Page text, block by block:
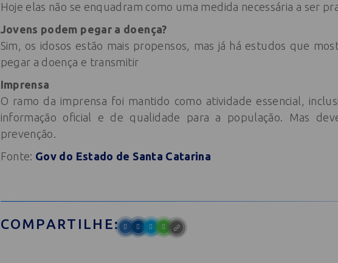
Hoje elas não se enquadram como uma medida necessária a ser
Jovens podem pegar a doença?
Sim, os idosos estão mais propensos, mas já há estudos que
pegar a doença e transmitir
Imprensa
O ramo da imprensa foi mantido como atividade essencial,
informação oficial e de qualidade para a população. Mas
prevenção.
Fonte: Gov do Estado de Santa Catarina
COMPARTILHE: